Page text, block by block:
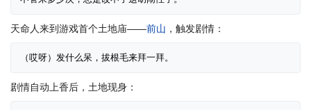
天命人来到游戏首个土地庙——前山 ，触发剧情：
剧情自动上香后，土地现身：